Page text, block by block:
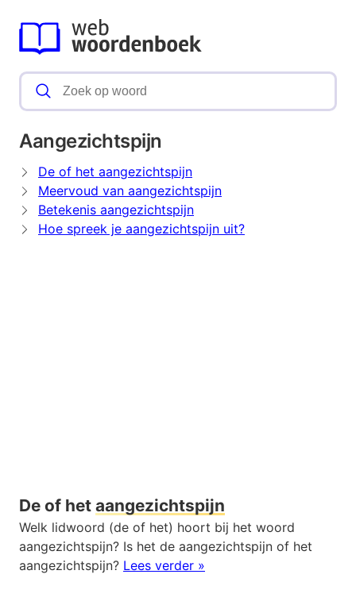
Aangezichtspijn
De of het aangezichtspijn
Meervoud van aangezichtspijn
Betekenis aangezichtspijn
Hoe spreek je aangezichtspijn uit?
De of het aangezichtspijn
Welk lidwoord (de of het) hoort bij het woord
aangezichtspijn? Is het de aangezichtspijn of het
aangezichtspijn? Lees verder »